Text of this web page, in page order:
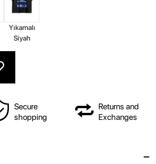
Yıkamalı
Siyah
Secure
shopping
Returns and
Exchanges